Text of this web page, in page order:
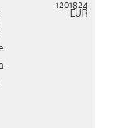
1201824
EUR